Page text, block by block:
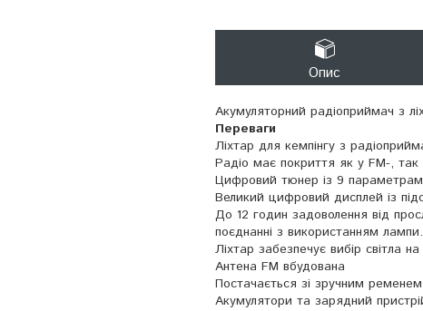
Опис
Акумуляторний радіоприймач з
Переваги
Ліхтар для кемпінгу з
Радіо має покриття як у FM-, так
Цифровий тюнер із 9
Великий цифровий дисплей із
До 12 годин задоволення від
поєднанні з використанням лампи.
Ліхтар забезпечує вибір світла
Антена FM вбудована
Постачається зі зручним
Акумулятори та зарядний